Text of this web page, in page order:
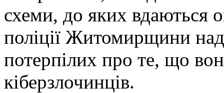
схеми, до яких
поліції Житомирщини
потерпілих про те, що
кіберзлочинців.